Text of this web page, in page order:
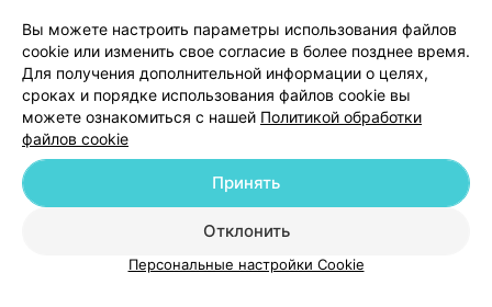
Персональные настройки cookie
Обработка персональных данных
© 2026 ООО «Артокс Лаб», УНП 191700409| 220012, Республика Беларусь,
г. Минск, улица Толбухина, 2, пом. 16 | help@103.by
Вы можете настроить параметры использования файлов
cookie или изменить свое согласие в более позднее время.
Для получения дополнительной информации о целях,
сроках и порядке использования файлов cookie вы
можете ознакомиться с нашей Политикой обработки
файлов cookie
Отклонить
Принять
Персональные настройки Cookie